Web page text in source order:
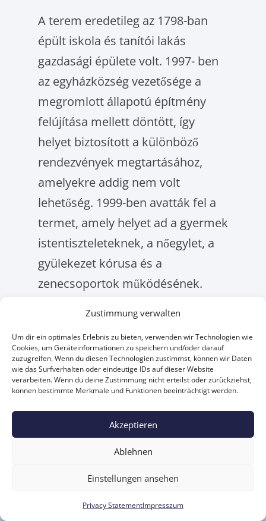
Zustimmung verwalten
Um dir ein optimales Erlebnis zu bieten, verwenden wir Technologien wie
Cookies, um Geräteinformationen zu speichern und/oder darauf
zuzugreifen. Wenn du diesen Technologien zustimmst, können wir Daten
wie das Surfverhalten oder eindeutige IDs auf dieser Website
verarbeiten. Wenn du deine Zustimmung nicht erteilst oder zurückziehst,
können bestimmte Merkmale und Funktionen beeinträchtigt werden.
Akzeptieren
Ablehnen
Einstellungen ansehen
Privacy StatementImpresszum
A terem eredetileg az 1798-ban
épült iskola és tanítói lakás
gazdasági épülete volt. 1997- ben
az egyházközség vezetősége a
meg­romlott állapotú építmény
felújítása mellett döntött, így
helyet biztosított a különböző
rendezvények megtartásához,
amelyekre ad­dig nem volt
lehetőség. 1999-ben avatták fel a
termet, amely helyet ad a gyermek
isten­tiszteleteknek, a nőegylet, a
gyülekezet kóru­sa és a
zenecsoportok működésének.
Őriszigeti hősi
emlékmű
1965-ben avatták fel a dr. Teleky
Béla lelkész kezdeményezésére
Paulesitsch Josef által al­kotott
a háborúk áldozatainak, másrészt